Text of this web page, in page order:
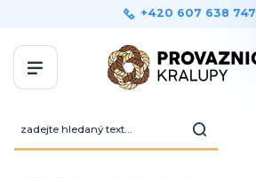
+420 607 638 747